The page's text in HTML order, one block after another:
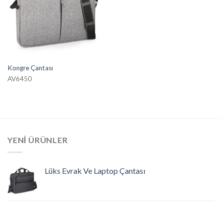
Kongre Çantası
AV6450
YENI ÜRÜNLER
Lüks Evrak Ve Laptop Çantası